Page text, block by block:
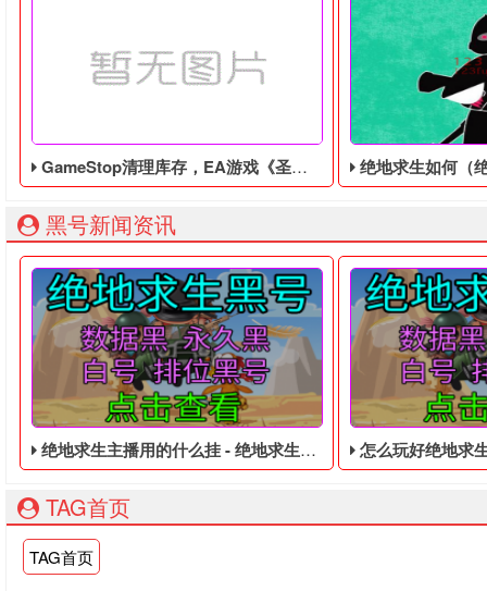
绝地求生黑号： 质保时间内找回换号！ 绝地求生白号： 四无
2036年，世界上
GameStop清理库存，EA游戏《圣歌》以1美分售出
据外媒Kotaku报道，美国游戏零售商GameStop正在清理库存
绝地求生如何（绝地求生
在绝地求生黑号
黑号新闻资讯
绝地求生主播用的什么挂 - 绝地求生低价的数据黑号 怎么玩好绝地求
TAG首页
TAG首页